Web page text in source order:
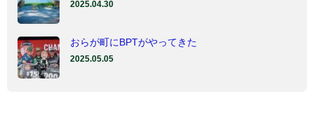
2025.04.30
おらが町にBPTがやってきた
2025.05.05